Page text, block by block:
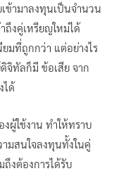
ข้ามาลงทุนเป็นจำนวน
ถึงคู่เหรียญใหม่ได้
ยมที่ถูกกว่า แต่อย่างไร
จิทัลก็มี ข้อเสีย จาก
ได้
ผู้ใช้งาน ทำให้ทราบ
มสนใจลงทุนทั้งในคู่
งต้องการได้รับ